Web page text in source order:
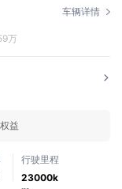
车辆详情
万
益
行驶里程
23000k